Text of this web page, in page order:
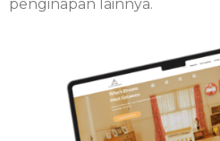
penginapan lainnya.